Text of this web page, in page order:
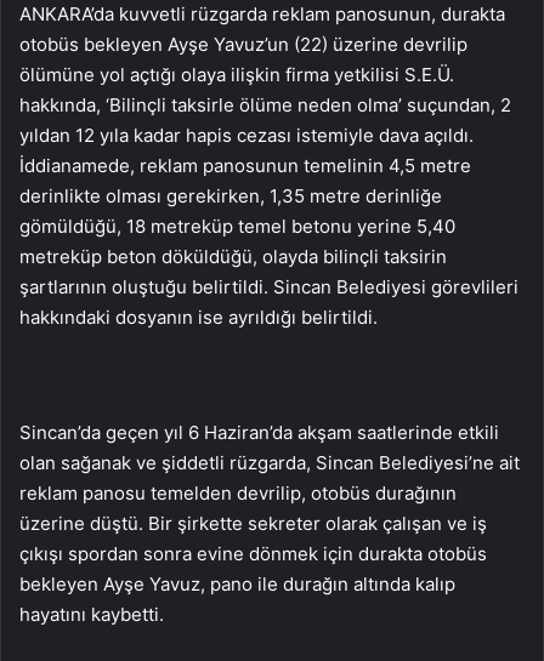
ANKARA’da kuvvetli rüzgarda reklam panosunun, durakta
otobüs bekleyen Ayşe Yavuz’un (22) üzerine devrilip
ölümüne yol açtığı olaya ilişkin firma yetkilisi S.E.Ü.
hakkında, ‘Bilinçli taksirle ölüme neden olma’ suçundan, 2
yıldan 12 yıla kadar hapis cezası istemiyle dava açıldı.
İddianamede, reklam panosunun temelinin 4,5 metre
derinlikte olması gerekirken, 1,35 metre derinliğe
gömüldüğü, 18 metreküp temel betonu yerine 5,40
metreküp beton döküldüğü, olayda bilinçli taksirin
şartlarının oluştuğu belirtildi. Sincan Belediyesi görevlileri
hakkındaki dosyanın ise ayrıldığı belirtildi.
Sincan’da geçen yıl 6 Haziran’da akşam saatlerinde etkili
olan sağanak ve şiddetli rüzgarda, Sincan Belediyesi’ne ait
reklam panosu temelden devrilip, otobüs durağının
üzerine düştü. Bir şirkette sekreter olarak çalışan ve iş
çıkışı spordan sonra evine dönmek için durakta otobüs
bekleyen Ayşe Yavuz, pano ile durağın altında kalıp
hayatını kaybetti.